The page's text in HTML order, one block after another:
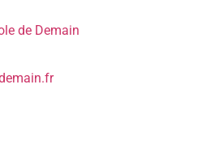
de Demain